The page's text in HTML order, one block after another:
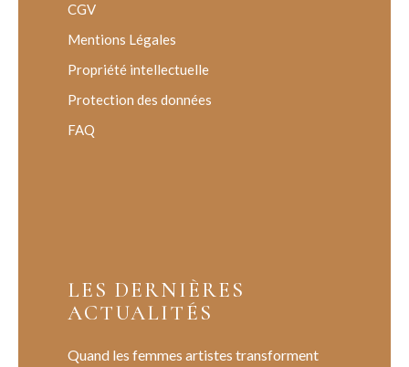
CGV
Mentions Légales
Propriété intellectuelle
Protection des données
FAQ
LES DERNIÈRES
ACTUALITÉS
Quand les femmes artistes transforment